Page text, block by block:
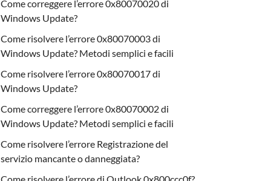
Come correggere l’errore 0x80070020 di
Windows Update?
Come risolvere l’errore 0x80070003 di
Windows Update? Metodi semplici e facili
Come risolvere l’errore 0x80070017 di
Windows Update?
Come correggere l’errore 0x80070002 di
Windows Update? Metodi semplici e facili
Come risolvere l’errore Registrazione del
servizio mancante o danneggiata?